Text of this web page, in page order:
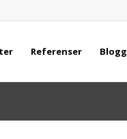
Referenser Blogg